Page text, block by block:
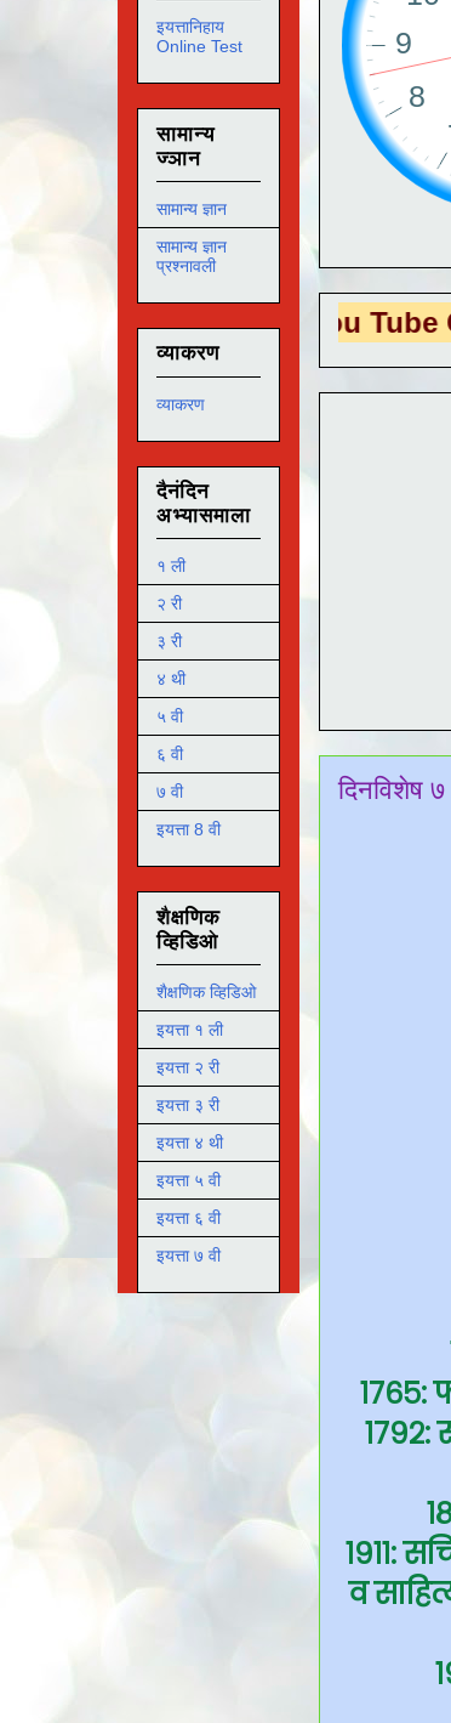
या You Tube Channel
दिनविशेष ७
१७६५:
१७९२:
१९११:
व
इयत्तानिहाय
Online Test
सामान्य
ज्ञान
सामान्य ज्ञान
सामान्य ज्ञान
प्रश्नावली
व्याकरण
व्याकरण
दैनंदिन
अभ्यासमाला
१ ली
२ री
३ री
४ थी
५ वी
६ वी
७ वी
इयत्ता 8 वी
शैक्षणिक
व्हिडिओ
शैक्षणिक व्हिडिओ
इयत्ता १ ली
इयत्ता २ री
इयत्ता ३ री
इयत्ता ४ थी
इयत्ता ५ वी
इयत्ता ६ वी
इयत्ता ७ वी